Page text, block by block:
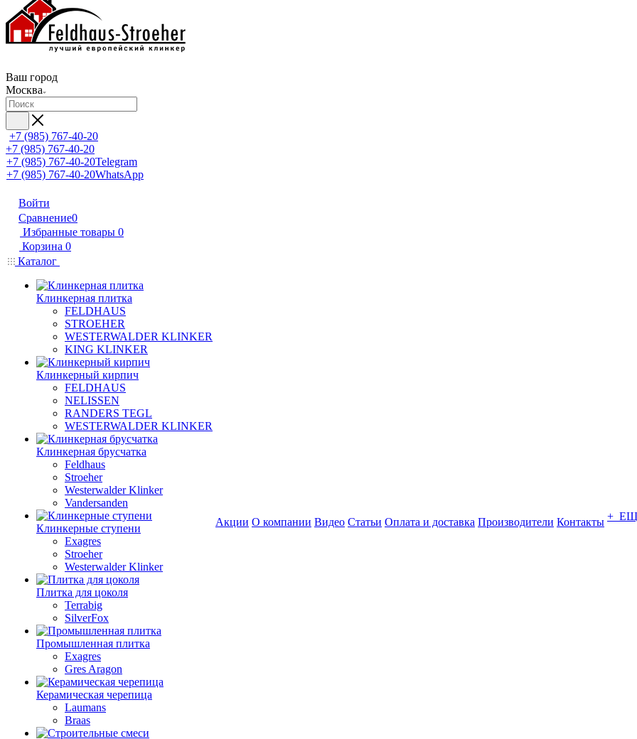
Ваш город
Москва
+7 (985) 767-40-20
+7 (985) 767-40-20
+7 (985) 767-40-20Telegram
+7 (985) 767-40-20WhatsApp
Войти
Сравнение0
Избранные товары 0
Корзина 0
Каталог
Клинкерная плитка
FELDHAUS
STROEHER
WESTERWALDER KLINKER
KING KLINKER
Клинкерный кирпич
FELDHAUS
NELISSEN
RANDERS TEGL
WESTERWALDER KLINKER
Клинкерная брусчатка
Feldhaus
Stroeher
Westerwalder Klinker
Vandersanden
Клинкерные ступени
Exagres
Stroeher
Westerwalder Klinker
Плитка для цоколя
Terrabig
SilverFox
Промышленная плитка
Exagres
Gres Aragon
Керамическая черепица
Laumans
Braas
Акции О компании Видео Статьи Оплата и доставка Производители Контакты +